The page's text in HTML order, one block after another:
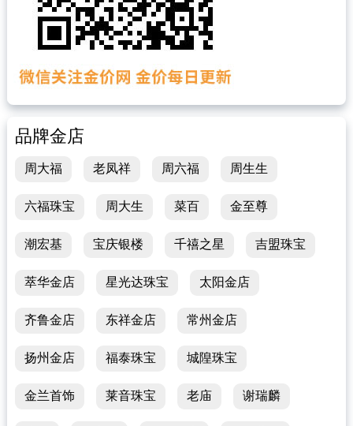
品牌金店
周大福 老凤祥 周六福 周生生
六福珠宝 周大生 菜百 金至尊
潮宏基 宝庆银楼 千禧之星 吉盟珠宝
萃华金店 星光达珠宝 太阳金店
齐鲁金店 东祥金店 常州金店
扬州金店 福泰珠宝 城隍珠宝
金兰首饰 莱音珠宝 老庙 谢瑞麟